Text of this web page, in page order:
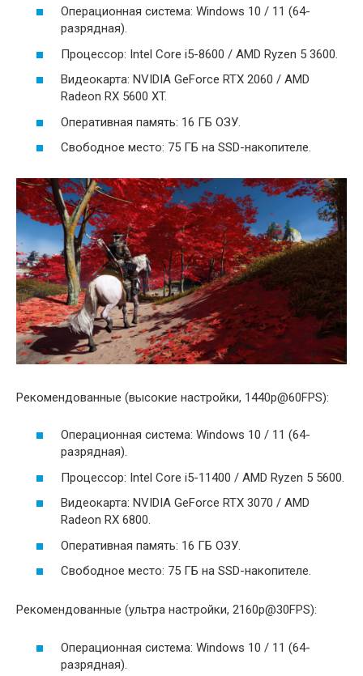
Операционная система: Windows 10 / 11 (64-
разрядная).
Процессор: Intel Core i5-8600 / AMD Ryzen 5 3600.
Видеокарта: NVIDIA GeForce RTX 2060 / AMD
Radeon RX 5600 XT.
Оперативная память: 16 ГБ ОЗУ.
Свободное место: 75 ГБ на SSD-накопителе.
Рекомендованные (высокие настройки, 1440p@60FPS):
Операционная система: Windows 10 / 11 (64-
разрядная).
Процессор: Intel Core i5-11400 / AMD Ryzen 5 5600.
Видеокарта: NVIDIA GeForce RTX 3070 / AMD
Radeon RX 6800.
Оперативная память: 16 ГБ ОЗУ.
Свободное место: 75 ГБ на SSD-накопителе.
Рекомендованные (ультра настройки, 2160p@30FPS):
Операционная система: Windows 10 / 11 (64-
разрядная).